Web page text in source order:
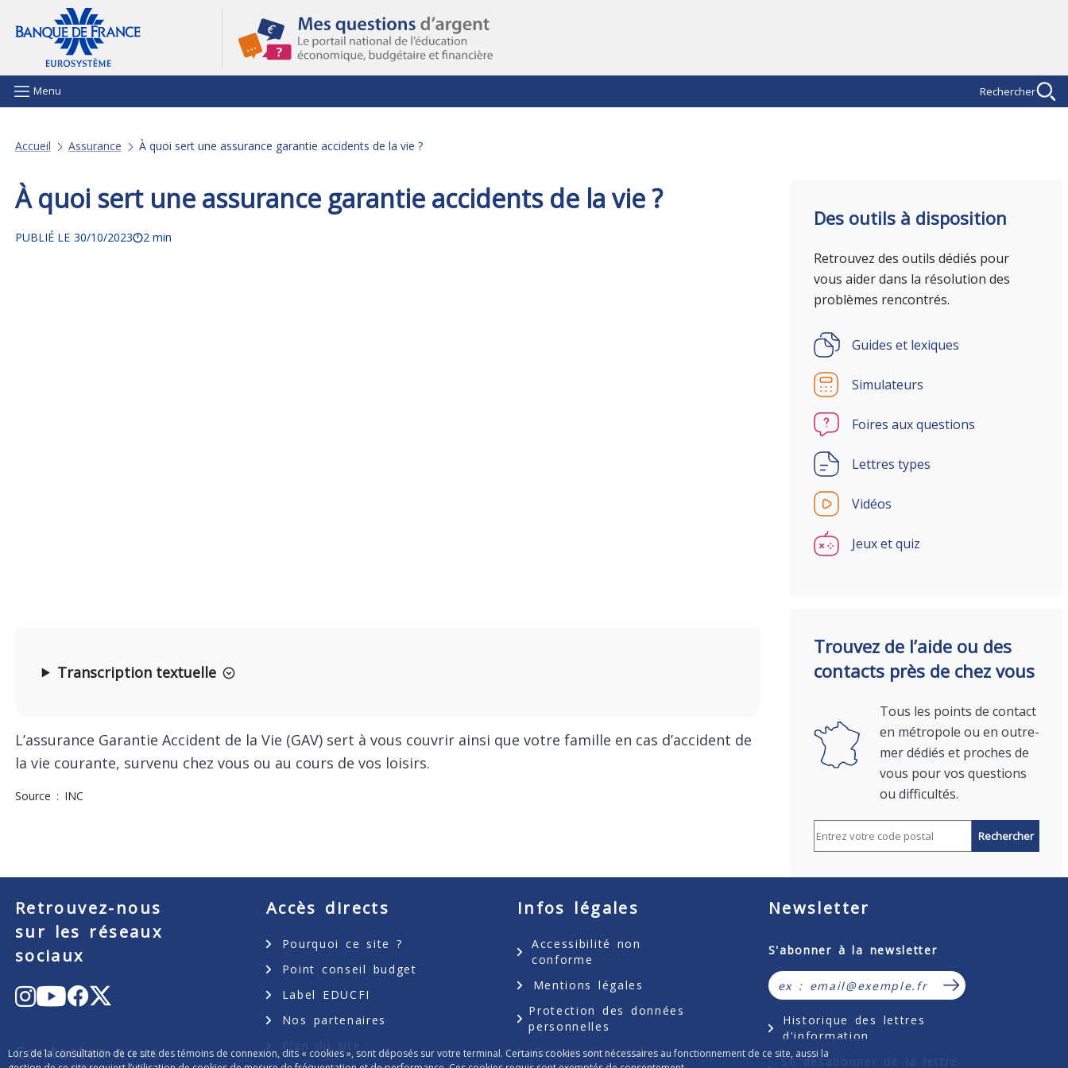
Lors de la consultation de ce site des témoins de connexion, dits « cookies », sont déposés sur votre terminal. Certains cookies sont nécessaires au fonctionnement de ce site, aussi la
Aller au contenu principal
Menu Rechercher
Accueil Assurance À quoi sert une assurance garantie accidents de la vie ?
À quoi sert une assurance garantie accidents de la vie ?
PUBLIÉ LE 30/10/2023 2 min
Transcription textuelle
L’assurance Garantie Accident de la Vie (GAV) sert à vous couvrir ainsi que votre famille en cas d’accident de
la vie courante, survenu chez vous ou au cours de vos loisirs.
Source INC
Des outils à disposition
Retrouvez des outils dédiés pour
vous aider dans la résolution des
problèmes rencontrés.
Guides et lexiques
Simulateurs
Foires aux questions
Lettres types
Vidéos
Jeux et quiz
Trouvez de l’aide ou des
contacts près de chez vous
Tous les points de contact
en métropole ou en outre-
mer dédiés et proches de
vous pour vos questions
ou difficultés.
Retrouvez-nous
sur les réseaux
sociaux
Instagram
Youtube
Facebook
Contactez-nous
Accès directs
Pourquoi ce site ?
Point conseil budget
Label EDUCFI
Nos partenaires
Plan du site
Infos légales
Accessibilité non
conforme
Mentions légales
Protection des données
personnelles
Gestion des cookies
Newsletter
Formulaire d’inscription à la
S'abonner à la newsletter
S’abonner à la
Historique des lettres
d'information
Se désabonner de la lettre